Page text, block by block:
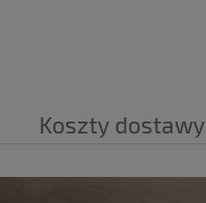
Koszty dostawy